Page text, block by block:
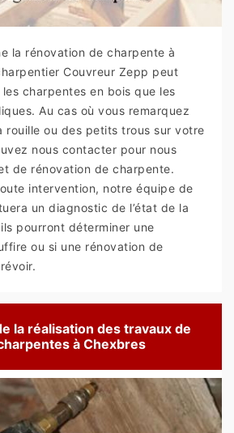
la rénovation de charpente à
Couvreur Zepp peut
charpentes en bois que les
Au cas où vous remarquez
rouille ou des petits trous sur votre
nous contacter pour nous
de rénovation de charpente.
intervention, notre équipe de
un diagnostic de l’état de la
pourront déterminer une
ou si une rénovation de
la réalisation des travaux de
à Chexbres